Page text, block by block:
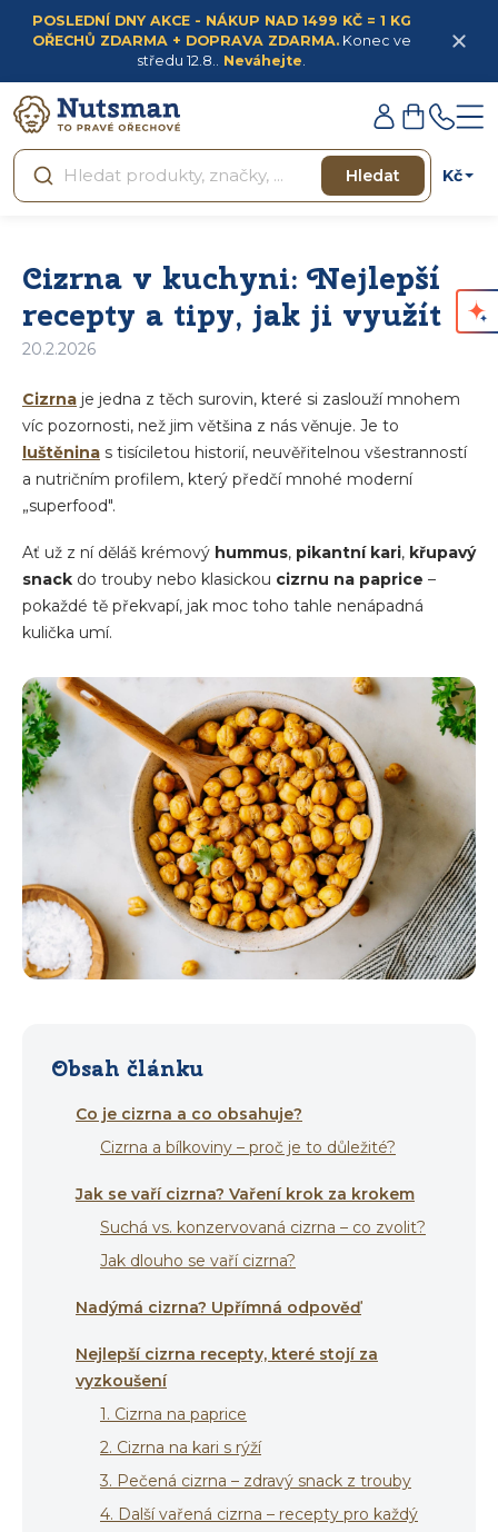
obsah
POSLEDNÍ DNY AKCE - NÁKUP NAD 1499 KČ = 1 KG
OŘECHŮ ZDARMA + DOPRAVA ZDARMA.Konec ve
středu 12.8.. Neváhejte.
Hledat Kč
Přihlášení
Nákupní
košík
Cizrna v kuchyni: Nejlepší
recepty a tipy, jak ji využít
20.2.2026
Cizrna je jedna z těch surovin, které si zaslouží mnohem
víc pozornosti, než jim většina z nás věnuje. Je to
luštěnina s tisíciletou historií, neuvěřitelnou všestranností
a nutričním profilem, který předčí mnohé moderní
„superfood".
Ať už z ní děláš krémový hummus, pikantní kari, křupavý
snack do trouby nebo klasickou cizrnu na paprice –
pokaždé tě překvapí, jak moc toho tahle nenápadná
kulička umí.
Obsah článku
Co je cizrna a co obsahuje?
Cizrna a bílkoviny – proč je to důležité?
Jak se vaří cizrna? Vaření krok za krokem
Suchá vs. konzervovaná cizrna – co zvolit?
Jak dlouho se vaří cizrna?
Nadýmá cizrna? Upřímná odpověď
Nejlepší cizrna recepty, které stojí za
vyzkoušení
1. Cizrna na paprice
2. Cizrna na kari s rýží
3. Pečená cizrna – zdravý snack z trouby
4. Další vařená cizrna – recepty pro každý